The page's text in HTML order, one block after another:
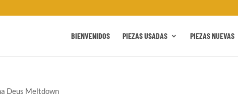
BIENVENIDOS PIEZAS USADAS PIEZAS NUEVAS
Deus Meltdown